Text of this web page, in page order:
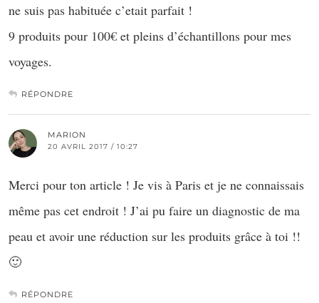
ne suis pas habituée c’etait parfait !
9 produits pour 100€ et pleins d’échantillons pour mes
voyages.
RÉPONDRE
MARION
20 AVRIL 2017 / 10:27
Merci pour ton article ! Je vis à Paris et je ne connaissais
même pas cet endroit ! J’ai pu faire un diagnostic de ma
peau et avoir une réduction sur les produits grâce à toi !!
🙂
RÉPONDRE